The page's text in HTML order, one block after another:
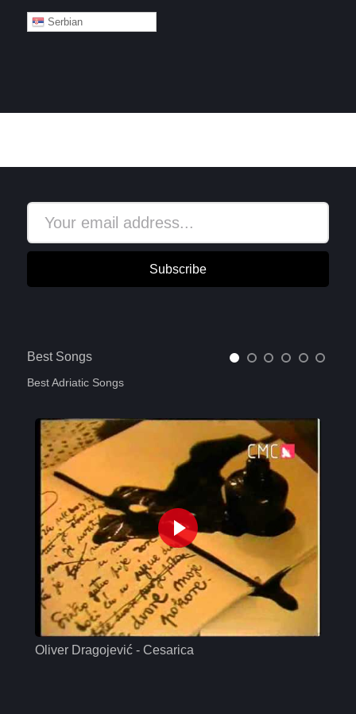
Serbian
Subscribe
Best Songs
Best Adriatic Songs
Oliver Dragojević - Cesarica